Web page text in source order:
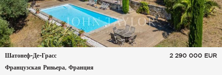
Шатонеф-Де-Грасс
Французская Ривьера, Франция
2 290 000 EUR